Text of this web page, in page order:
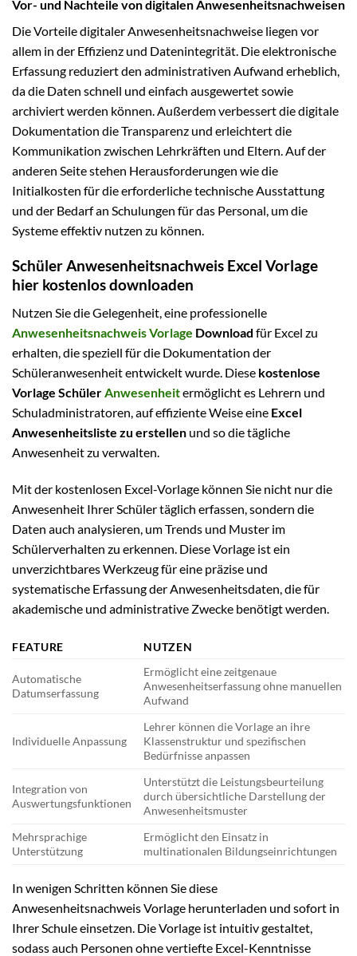
Vor- und Nachteile von digitalen Anwesenheitsnachweisen
Die Vorteile digitaler Anwesenheitsnachweise liegen vor
allem in der Effizienz und Datenintegrität. Die elektronische
Erfassung reduziert den administrativen Aufwand erheblich,
da die Daten schnell und einfach ausgewertet sowie
archiviert werden können. Außerdem verbessert die digitale
Dokumentation die Transparenz und erleichtert die
Kommunikation zwischen Lehrkräften und Eltern. Auf der
anderen Seite stehen Herausforderungen wie die
Initialkosten für die erforderliche technische Ausstattung
und der Bedarf an Schulungen für das Personal, um die
Systeme effektiv nutzen zu können.
Schüler Anwesenheitsnachweis Excel Vorlage
hier kostenlos downloaden
Nutzen Sie die Gelegenheit, eine professionelle
Anwesenheitsnachweis Vorlage Download für Excel zu
erhalten, die speziell für die Dokumentation der
Schüleranwesenheit entwickelt wurde. Diese kostenlose
Vorlage SchülerAnwesenheitermöglicht es Lehrern und
Schuladministratoren, auf effiziente Weise eine Excel
Anwesenheitsliste zu erstellen und so die tägliche
Anwesenheit zu verwalten.
Mit der kostenlosen Excel-Vorlage können Sie nicht nur die
Anwesenheit Ihrer Schüler täglich erfassen, sondern die
Daten auch analysieren, um Trends und Muster im
Schülerverhalten zu erkennen. Diese Vorlage ist ein
unverzichtbares Werkzeug für eine präzise und
systematische Erfassung der Anwesenheitsdaten, die für
akademische und administrative Zwecke benötigt werden.
FEATURE NUTZEN
Automatische
Datumserfassung
Ermöglicht eine zeitgenaue
Anwesenheitserfassung ohne manuellen
Aufwand
Individuelle Anpassung
Lehrer können die Vorlage an ihre
Klassenstruktur und spezifischen
Bedürfnisse anpassen
Integration von
Auswertungsfunktionen
Unterstützt die Leistungsbeurteilung
durch übersichtliche Darstellung der
Anwesenheitsmuster
Mehrsprachige
Unterstützung
Ermöglicht den Einsatz in
multinationalen Bildungseinrichtungen
In wenigen Schritten können Sie diese
Anwesenheitsnachweis Vorlage herunterladen und sofort in
Ihrer Schule einsetzen. Die Vorlage ist intuitiv gestaltet,
sodass auch Personen ohne vertiefte Excel-Kenntnisse